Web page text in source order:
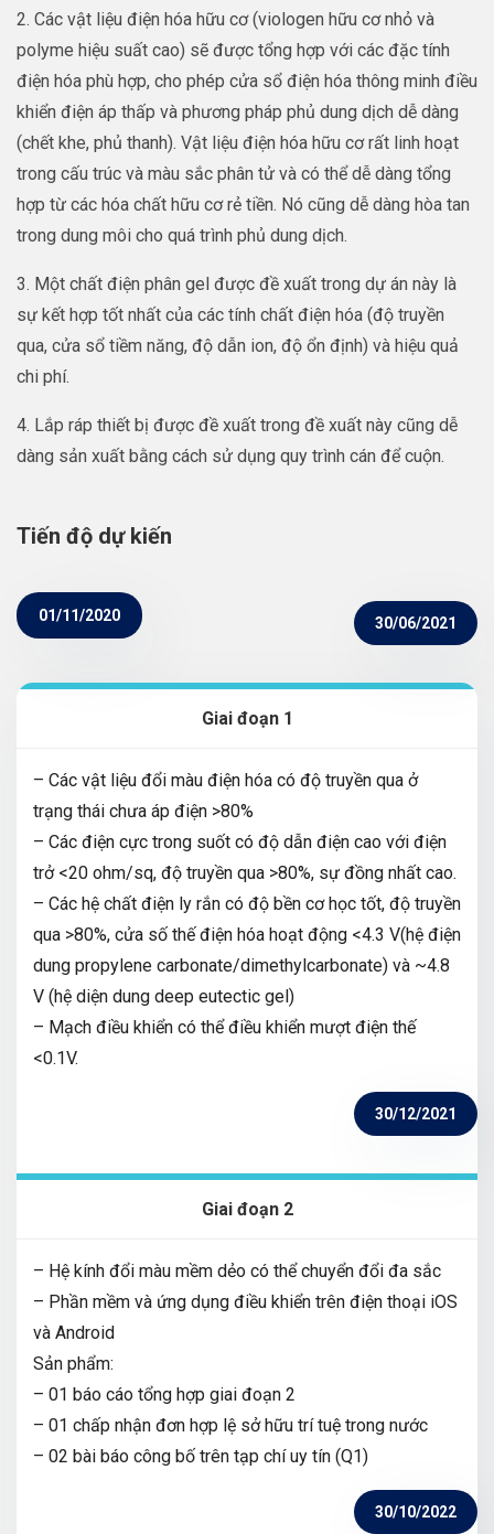
2. Các vật liệu điện hóa hữu cơ (viologen hữu cơ nhỏ và
polyme hiệu suất cao) sẽ được tổng hợp với các đặc tính
điện hóa phù hợp, cho phép cửa sổ điện hóa thông minh điều
khiển điện áp thấp và phương pháp phủ dung dịch dễ dàng
(chết khe, phủ thanh). Vật liệu điện hóa hữu cơ rất linh hoạt
trong cấu trúc và màu sắc phân tử và có thể dễ dàng tổng
hợp từ các hóa chất hữu cơ rẻ tiền. Nó cũng dễ dàng hòa tan
trong dung môi cho quá trình phủ dung dịch.
3. Một chất điện phân gel được đề xuất trong dự án này là
sự kết hợp tốt nhất của các tính chất điện hóa (độ truyền
qua, cửa sổ tiềm năng, độ dẫn ion, độ ổn định) và hiệu quả
chi phí.
4. Lắp ráp thiết bị được đề xuất trong đề xuất này cũng dễ
dàng sản xuất bằng cách sử dụng quy trình cán để cuộn.
Tiến độ dự kiến
01/11/2020 30/06/2021
Giai đoạn 1
– Các vật liệu đổi màu điện hóa có độ truyền qua ở
trạng thái chưa áp điện >80%
– Các điện cực trong suốt có độ dẫn điện cao với điện
trở <20 ohm/sq, độ truyền qua >80%, sự đồng nhất cao.
– Các hệ chất điện ly rắn có độ bền cơ học tốt, độ truyền
qua >80%, cửa số thế điện hóa hoạt động <4.3 V(hệ điện
dung propylene carbonate/dimethylcarbonate) và ~4.8
V (hệ diện dung deep eutectic gel)
– Mạch điều khiển có thể điều khiển mượt điện thế
<0.1V.
30/12/2021
Giai đoạn 2
– Hệ kính đổi màu mềm dẻo có thể chuyển đổi đa sắc
– Phần mềm và ứng dụng điều khiển trên điện thoại iOS
và Android
Sản phẩm:
– 01 báo cáo tổng hợp giai đoạn 2
– 01 chấp nhận đơn hợp lệ sở hữu trí tuệ trong nước
– 02 bài báo công bố trên tạp chí uy tín (Q1)
30/10/2022